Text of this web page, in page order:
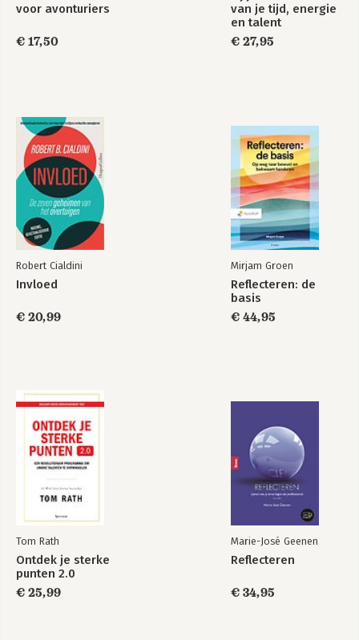
voor avonturiers
€ 17,50
van je tijd, energie
en talent
€ 27,95
Robert Cialdini
Invloed
€ 20,99
Mirjam Groen
Reflecteren: de
basis
€ 44,95
Tom Rath
Ontdek je sterke
punten 2.0
€ 25,99
Marie-José Geenen
Reflecteren
€ 34,95